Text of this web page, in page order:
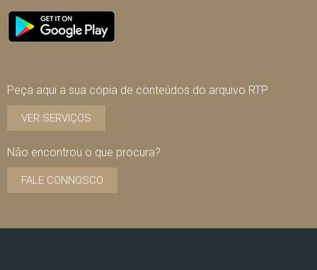
Peça aqui a sua cópia de conteúdos do arquivo RTP
VER SERVIÇOS
Não encontrou o que procura?
FALE CONNOSCO